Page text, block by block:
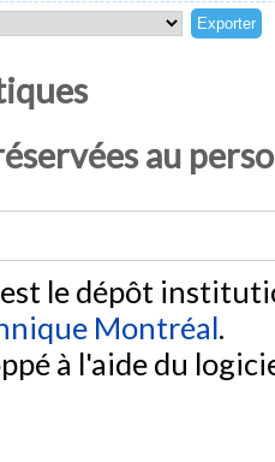
au
le dépôt
Montréal.
à l'aide du